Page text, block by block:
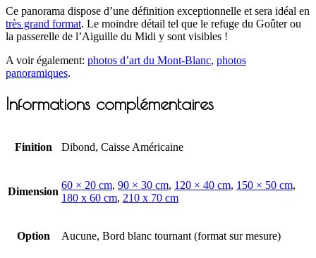
Ce panorama dispose d’une définition exceptionnelle et sera idéal en
très grand format. Le moindre détail tel que le refuge du Goûter ou
la passerelle de l’Aiguille du Midi y sont visibles !
A voir également: photos d’art du Mont-Blanc, photos
panoramiques.
Informations complémentaires
Finition Dibond, Caisse Américaine
Dimension
60 × 20 cm, 90 × 30 cm, 120 × 40 cm, 150 × 50 cm,
180 x 60 cm, 210 x 70 cm
Option Aucune, Bord blanc tournant (format sur mesure)